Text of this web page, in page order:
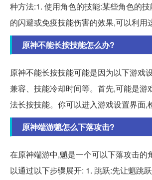
种方法:1. 使用角色的技能:某些角色的
的闪避或免疫技能伤害的效果,可以利用
原神不能长按技能怎么办?
原神不能长按技能可能是因为以下游戏
兼容、技能冷却时间等。首先,可能是游
法长按技能。你可以进入游戏设置界面,
原神端游魈怎么下落攻击?
在原神端游中,魈是一个可以下落攻击的
以通过以下步骤展开: 1. 跳跃:先让魈跳